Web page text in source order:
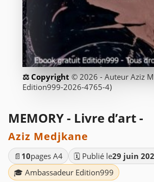
© 2026 - Auteur Aziz
Edition999-2026-4765-4)
MEMORY - Livre d’art -
Aziz Medjkane
📄 10pages A4 🗓️ Publié le29 juin
🎓 Ambassadeur Edition999